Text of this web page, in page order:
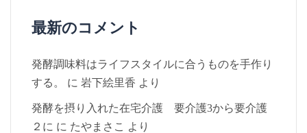
最新のコメント
発酵調味料はライフスタイルに合うものを手作り
する。
に 岩下絵里香 より
発酵を摂り入れた在宅介護 要介護3から要介護
２に に たやまさこ より